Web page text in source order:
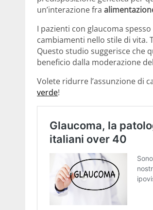
un’interazione fra
I pazienti con glaucoma
cambiamenti nello stile di vita.
Questo studio suggerisce che
beneficio dalla moderazione
Volete ridurre l’assunzione di
verde!